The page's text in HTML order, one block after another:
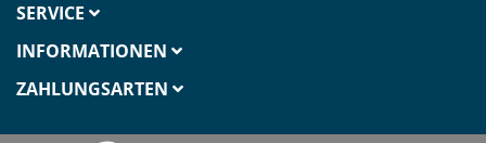
SERVICE
INFORMATIONEN
ZAHLUNGSARTEN